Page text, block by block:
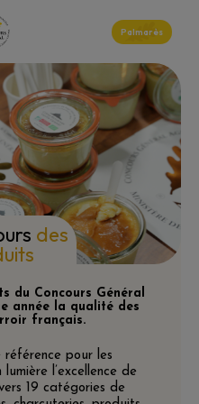
Palmarès
des
du Concours Général
année la qualité des
français.
référence pour les
l’excellence de
19 catégories de